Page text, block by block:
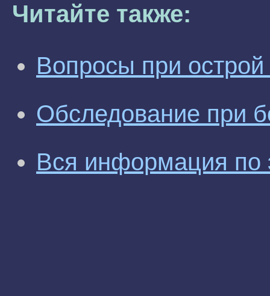
Читайте также:
Вопросы при острой
Обследование при
Вся информация по